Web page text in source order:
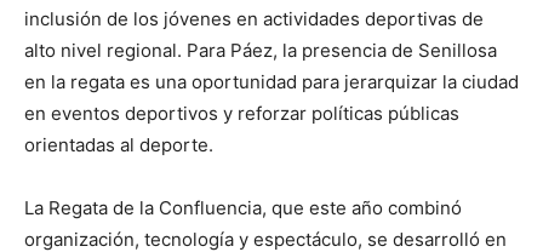
inclusión de los jóvenes en actividades deportivas de
alto nivel regional. Para Páez, la presencia de Senillosa
en la regata es una oportunidad para jerarquizar la ciudad
en eventos deportivos y reforzar políticas públicas
orientadas al deporte.
La Regata de la Confluencia, que este año combinó
organización, tecnología y espectáculo, se desarrolló en